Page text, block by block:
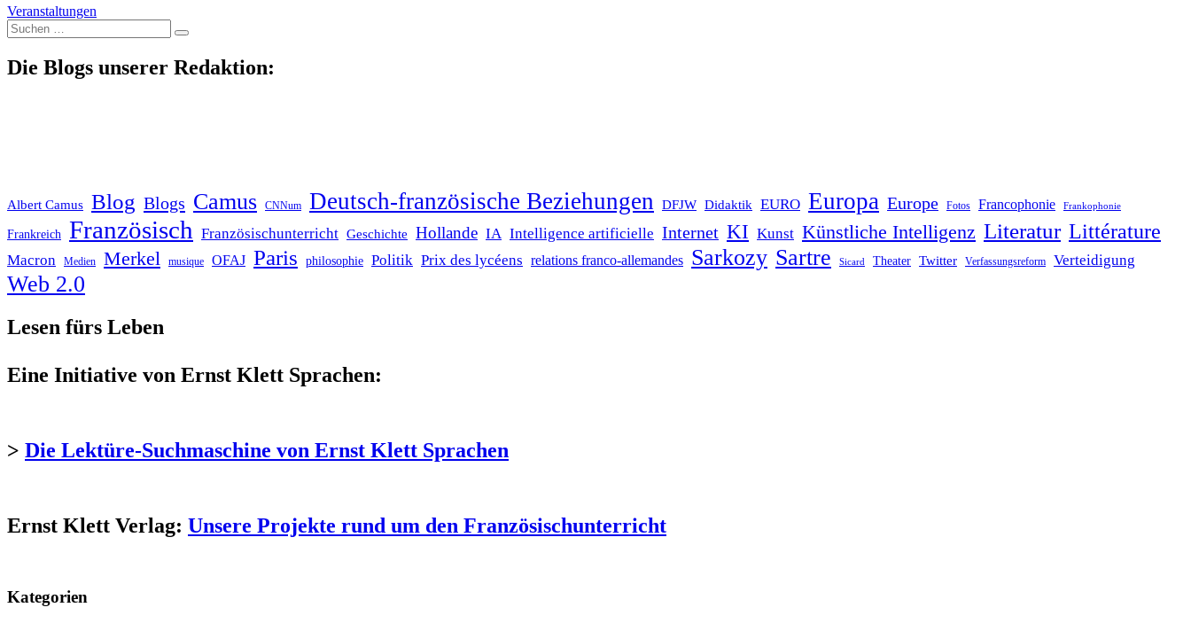
Veranstaltungen
Suche
nach:
Die Blogs unserer Redaktion:
Albert Camus Blog Blogs Camus CNNum Deutsch-französische Beziehungen DFJW Didaktik EURO Europa Europe Fotos Francophonie Frankophonie
Frankreich Französisch Französischunterricht Geschichte Hollande IA Intelligence artificielle Internet KI Kunst Künstliche Intelligenz Literatur Littérature
Macron Medien Merkel musique OFAJ Paris philosophie Politik Prix des lycéens relations franco-allemandes Sarkozy Sartre Sicard Theater Twitter Verfassungsreform Verteidigung
Web 2.0
Lesen fürs Leben
Eine Initiative von Ernst Klett Sprachen:
> Die Lektüre-Suchmaschine von Ernst Klett Sprachen
Ernst Klett Verlag: Unsere Projekte rund um den Französischunterricht
Kategorien